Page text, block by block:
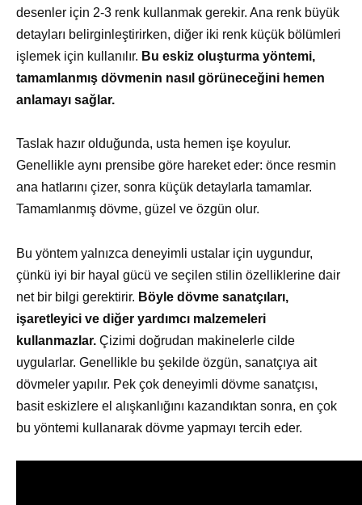
desenler için 2-3 renk kullanmak gerekir. Ana renk büyük
detayları belirginleştirirken, diğer iki renk küçük bölümleri
işlemek için kullanılır. Bu eskiz oluşturma yöntemi,
tamamlanmış dövmenin nasıl görüneceğini hemen
anlamayı sağlar.
Taslak hazır olduğunda, usta hemen işe koyulur.
Genellikle aynı prensibe göre hareket eder: önce resmin
ana hatlarını çizer, sonra küçük detaylarla tamamlar.
Tamamlanmış dövme, güzel ve özgün olur.
Bu yöntem yalnızca deneyimli ustalar için uygundur,
çünkü iyi bir hayal gücü ve seçilen stilin özelliklerine dair
net bir bilgi gerektirir. Böyle dövme sanatçıları,
işaretleyici ve diğer yardımcı malzemeleri
kullanmazlar. Çizimi doğrudan makinelerle cilde
uygularlar. Genellikle bu şekilde özgün, sanatçıya ait
dövmeler yapılır. Pek çok deneyimli dövme sanatçısı,
basit eskizlere el alışkanlığını kazandıktan sonra, en çok
bu yöntemi kullanarak dövme yapmayı tercih eder.